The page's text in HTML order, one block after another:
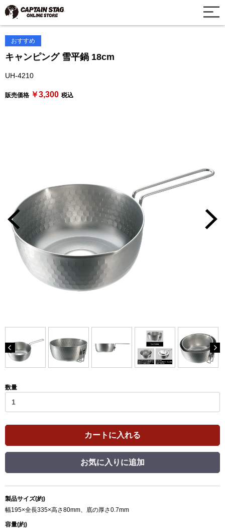
おすすめ
キャンピング 雪平鍋 18cm
UH-4210
販売価格 ￥3,300 税込
数量
カートに入れる
お気に入りに追加
製品サイズ(約)
幅195×全長335×高さ80mm、底の厚さ0.7mm
容量(約)